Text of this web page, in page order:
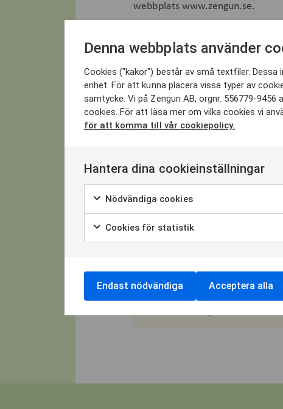
webbplats www.zengun.se.
För ytterligare information,
Mick Salonen, VD och
Oskar Björklund, CFO, +46 (0) 79
Zengun drivs av att driva projekt.
kunder och alltid med projektet
fastighetsbestånd, genom att i
hållbarhetspartner under
utvalda samhällsfastigheter och
omgivning och utvecklas
Zengun cirka 2,5 miljarder kronor
PM Zengun Årsstämma 2023
Denna webbplats använder
Cookies ("kakor") består av små textfiler. Dessa
enhet. För att kunna placera vissa typer av
samtycke. Vi på Zengun AB, orgnr. 556779-9456
cookies. För att läsa mer om vilka cookies vi
för att komma till vår cookiepolicy.
Hantera dina cookieinställningar
Nödvändiga cookies
Cookies för statistik
Endast nödvändiga Acceptera alla